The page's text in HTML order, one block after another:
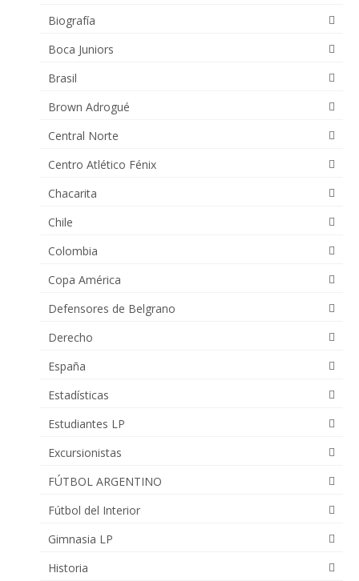
Biografía
Boca Juniors
Brasil
Brown Adrogué
Central Norte
Centro Atlético Fénix
Chacarita
Chile
Colombia
Copa América
Defensores de Belgrano
Derecho
España
Estadísticas
Estudiantes LP
Excursionistas
FÚTBOL ARGENTINO
Fútbol del Interior
Gimnasia LP
Historia